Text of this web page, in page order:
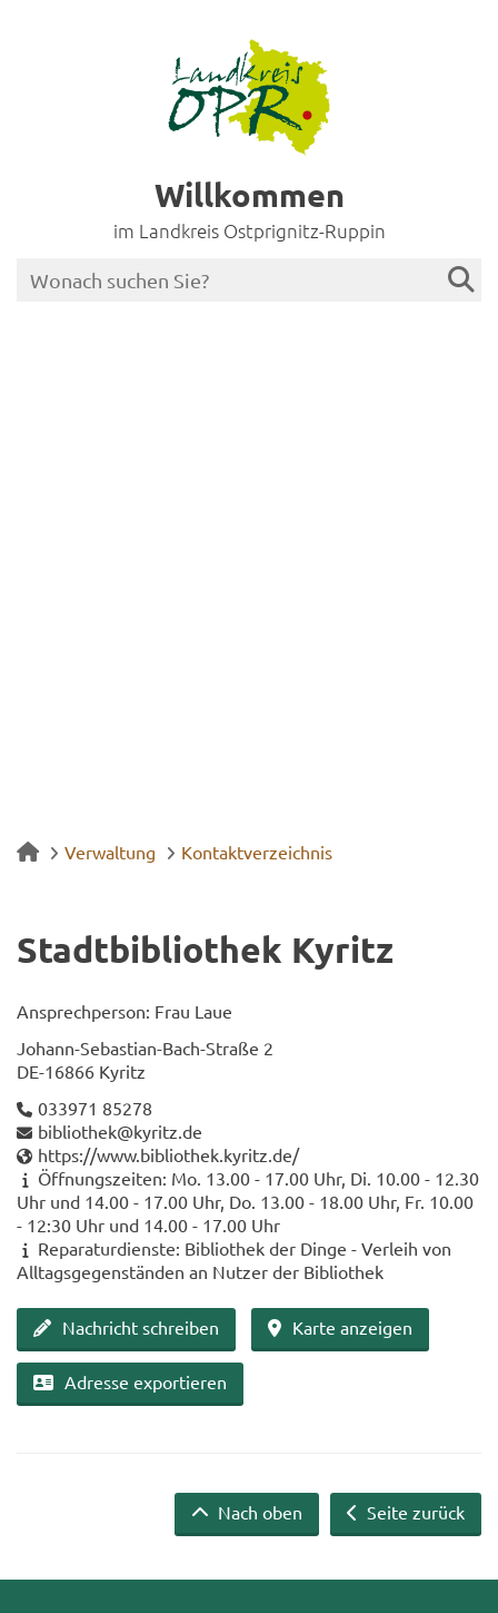
Willkommen
im Landkreis Ostprignitz-Ruppin
Verwaltung Kontaktverzeichnis
Stadt­bi­blio­thek Ky­ritz
An­sprech­per­son: Frau Laue
Johann-​Sebastian-Bach-Straße 2
DE-​16866 Ky­ritz
033971 85278
bi­blio­thek@ky­ritz.de
https://www.bi­blio­thek.ky­ritz.de/
Öff­nungs­zei­ten: Mo. 13.00 - 17.00 Uhr, Di. 10.00 - 12.30
Uhr und 14.00 - 17.00 Uhr, Do. 13.00 - 18.00 Uhr, Fr. 10.00
- 12:30 Uhr und 14.00 - 17.00 Uhr
Re­pa­ra­tur­diens­te: Bi­blio­thek der Dinge - Ver­leih von
All­tags­ge­gen­stän­den an Nut­zer der Bi­blio­thek
Nach­richt schrei­ben Karte an­zei­gen
Adres­se ex­por­tie­ren
Seite zurück
Nach oben